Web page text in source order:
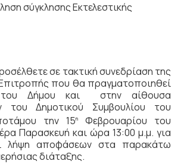
σύγκλησης Εκτελεστικής
σε τακτική συνεδρίαση της
Επιτροπής που θα πραγματοποιηθεί
Δήμου και στην αίθουσα
του Δημοτικού Συμβουλίου του
την 15η
Φεβρουαρίου του
Παρασκευή και ώρα 13:00 μ.μ. για
λήψη αποφάσεων στα παρακάτω
διάταξης.